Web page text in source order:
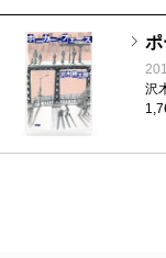
ポ
沢